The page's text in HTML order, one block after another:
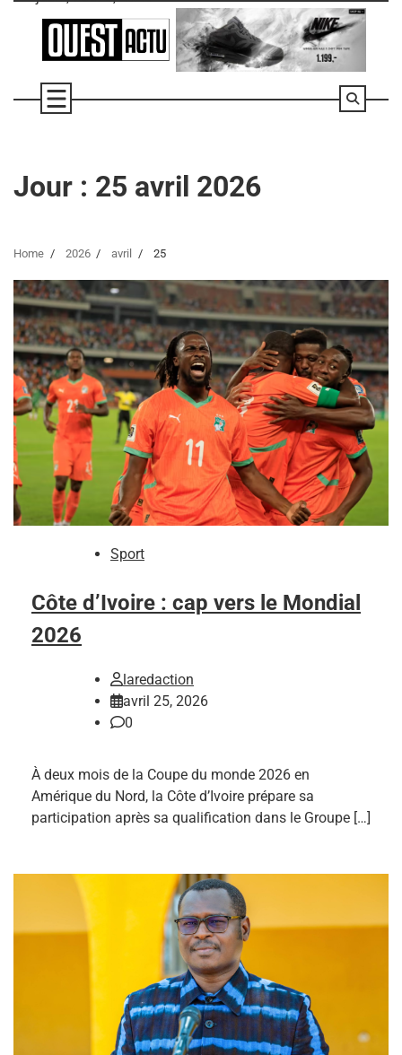
Jour : 25 avril 2026
Home 2026 avril 25
Sport
Côte d’Ivoire : cap vers le Mondial
2026
laredaction
avril 25, 2026
0
À deux mois de la Coupe du monde 2026 en
Amérique du Nord, la Côte d’Ivoire prépare sa
participation après sa qualification dans le Groupe […]